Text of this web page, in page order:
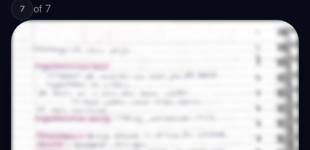
7 of 7